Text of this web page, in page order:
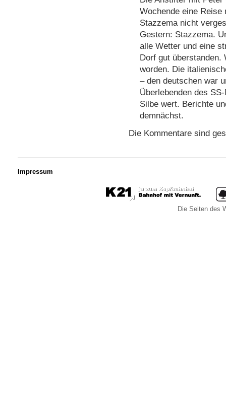
Wochende eine
Stazzema nicht
Gestern: Stazzema.
alle Wetter und eine
Dorf gut überstanden.
worden. Die
– den deutschen war
Überlebenden des
Silbe wert. Berichte
demnächst.
Die Kommentare sind
Impressum
Die Seiten des